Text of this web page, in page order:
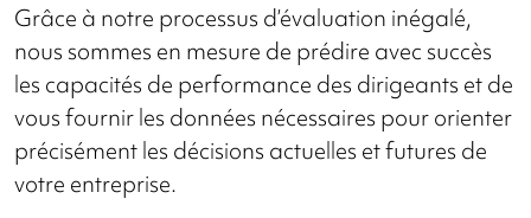
Grâce à notre processus d’évaluation inégalé,
nous sommes en mesure de prédire avec succès
les capacités de performance des dirigeants et de
vous fournir les données nécessaires pour orienter
précisément les décisions actuelles et futures de
votre entreprise.